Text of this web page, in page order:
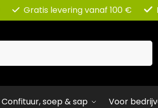
Gratis levering vanaf 100 €
Confituur, soep & sap Voor